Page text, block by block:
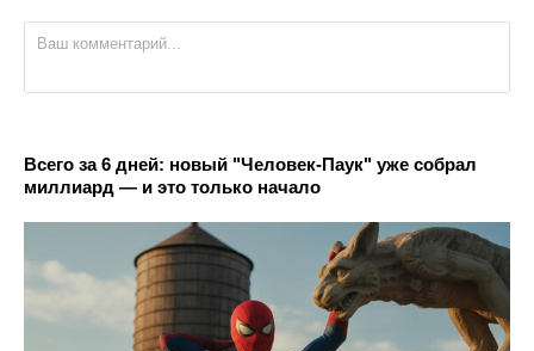
Всего за 6 дней: новый "Человек-Паук" уже собрал
миллиард — и это только начало